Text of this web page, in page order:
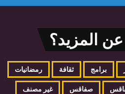
المزيد؟
برامج ثقافة رمضانيات
صفاقس غير مصنف